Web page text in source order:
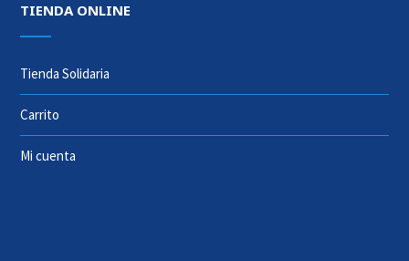
TIENDA ONLINE
Tienda Solidaria
Carrito
Mi cuenta